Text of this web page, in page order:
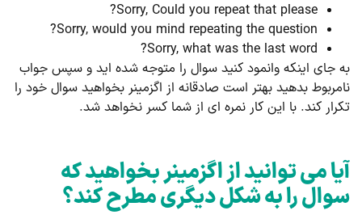
Sorry, Could you repeat that please?
Sorry, would you mind repeating the question?
Sorry, what was the last word?
به جای اینکه وانمود کنید سوال را متوجه شده اید و سپس جواب
نامربوط بدهید بهتر است صادقانه از اگزمینر بخواهید سوال خود را
تکرار کند. با این کار نمره ای از شما کسر نخواهد شد.
آیا می توانید از اگزمینر بخواهید که
سوال را به شکل دیگری مطرح کند؟